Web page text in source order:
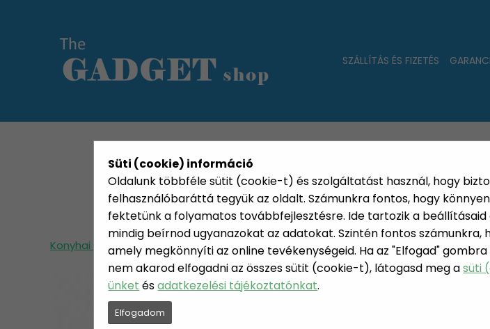
Süti (cookie) információ
Oldalunk többféle sütit (cookie-t) és szolgáltatást használ, hogy
felhasználóbaráttá tegyük az oldalt. Számunkra fontos, hogy
fektetünk a folyamatos továbbfejlesztésre. Ide tartozik a
mindig beírnod ugyanazokat az adatokat. Szintén fontos
amely megkönnyíti az online tevékenységeid. Ha az "Elfogad"
nem akarod elfogadni az összes sütit (cookie-t), látogasd meg asüti
ünket ésadatkezelési tájékoztatónkat.
Elfogadom
SZÁLLÍTÁS ÉS FIZETÉS
KATEGÓRIÁK HETI AJÁNLAT
Konyhai termékek Sütemény díszítés,formázás Püspökkenyér sütőforma